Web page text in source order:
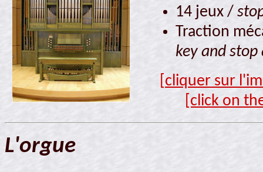
14 jeux /
Traction
key and stop
[cliquer sur
[click on
L'orgue